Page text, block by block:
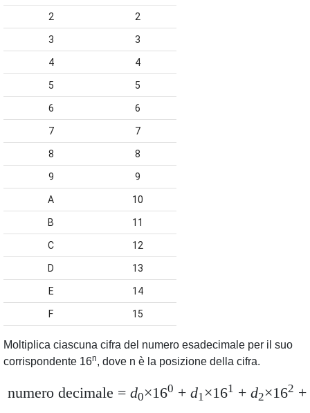
2 2
3 3
4 4
5 5
6 6
7 7
8 8
9 9
A 10
B 11
C 12
D 13
E 14
F 15
Moltiplica ciascuna cifra del numero esadecimale per il suo
corrispondente 16n, dove n è la posizione della cifra.
numero decimale = d0×160 + d1×161 + d2×162 +